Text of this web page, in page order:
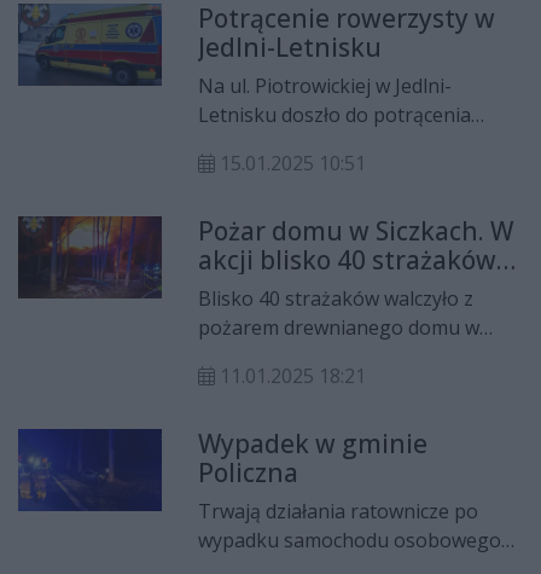
Kosztował blisko dwa miliony
złotych.
Potrącenie rowerzysty w
Jedlni-Letnisku
Na ul. Piotrowickiej w Jedlni-
Letnisku doszło do potrącenia
15.01.2025 10:51
Pożar domu w Siczkach. W
akcji blisko 40 strażaków,
ogromne straty
Blisko 40 strażaków walczyło z
pożarem drewnianego domu w
według szacunków to nawet milion
11.01.2025 18:21
Wypadek w gminie
Policzna
Trwają działania ratownicze po
wypadku samochodu osobowego